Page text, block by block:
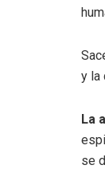
y la
La
se